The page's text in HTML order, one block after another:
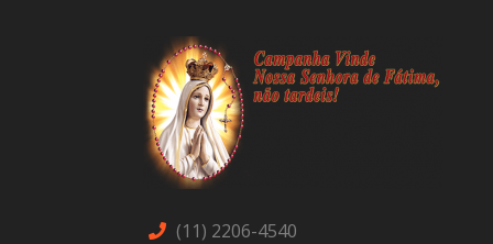
(11) 2206-4540